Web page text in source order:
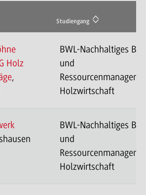
Studiengang
Holz
,
BWL-Nachhaltiges
und
Holzwirtschaft
BWL-Nachhaltiges
und
Holzwirtschaft